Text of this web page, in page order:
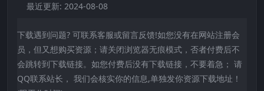
最近更新: 2024-08-08
下载遇到问题? 可联系客服或留言反馈!如您没有在网站注册会
员，但又想购买资源；请关闭浏览器无痕模式，否者付费后不
会跳转到下载链接。如您付费后没有下载链接，不要着急； 请
QQ联系站长， 我们会核实你的信息,单独发你资源下载地址！